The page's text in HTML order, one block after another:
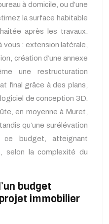
à domicile, ou d’une
la surface habitable
après les travaux.
vous : extension latérale,
création d’une annexe
une restructuration
final grâce à des plans,
logiciel de conception 3D.
en moyenne à Muret,
qu’une surélévation
ce budget, atteignant
selon la complexité du
budget
immobilier